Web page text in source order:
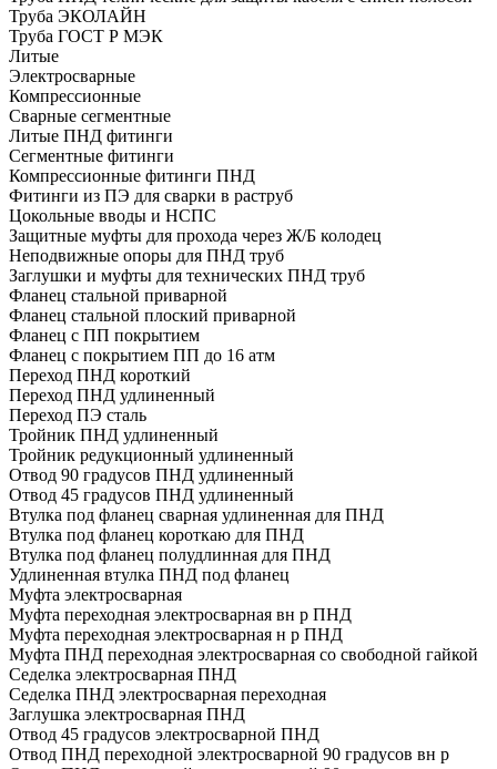
Труба ЭКОЛАЙН
Труба ГОСТ Р МЭК
Литые
Электросварные
Компрессионные
Сварные сегментные
Литые ПНД фитинги
Сегментные фитинги
Компрессионные фитинги ПНД
Фитинги из ПЭ для сварки в раструб
Цокольные вводы и НСПС
Защитные муфты для прохода через Ж/Б колодец
Неподвижные опоры для ПНД труб
Заглушки и муфты для технических ПНД труб
Фланец стальной приварной
Фланец стальной плоский приварной
Фланец с ПП покрытием
Фланец с покрытием ПП до 16 атм
Переход ПНД короткий
Переход ПНД удлиненный
Переход ПЭ сталь
Тройник ПНД удлиненный
Тройник редукционный удлиненный
Отвод 90 градусов ПНД удлиненный
Отвод 45 градусов ПНД удлиненный
Втулка под фланец сварная удлиненная для ПНД
Втулка под фланец короткаю для ПНД
Втулка под фланец полудлинная для ПНД
Удлиненная втулка ПНД под фланец
Муфта электросварная
Муфта переходная электросварная вн р ПНД
Муфта переходная электросварная н р ПНД
Муфта ПНД переходная электросварная со свободной гайкой
Седелка электросварная ПНД
Седелка ПНД электросварная переходная
Заглушка электросварная ПНД
Отвод 45 градусов электросварной ПНД
Отвод ПНД переходной электросварной 90 градусов вн р